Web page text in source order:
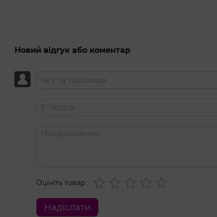
Новий відгук або коментар
Оцініть товар
Надіслати